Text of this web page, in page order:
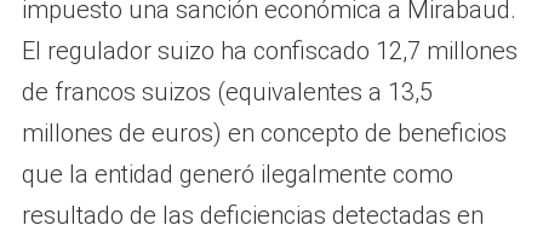
impuesto una sanción económica a Mirabaud.
El regulador suizo ha confiscado 12,7 millones
de francos suizos (equivalentes a 13,5
millones de euros) en concepto de beneficios
que la entidad generó ilegalmente como
resultado de las deficiencias detectadas en